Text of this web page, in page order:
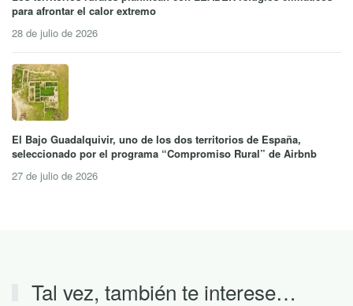
para afrontar el calor extremo
28 de julio de 2026
El Bajo Guadalquivir, uno de los dos territorios de España,
seleccionado por el programa “Compromiso Rural” de Airbnb
27 de julio de 2026
Tal vez, también te interese…